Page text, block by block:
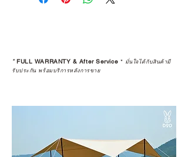
*FULL WARRANTY & After Service * มั่นใจได้กับสินค้ามี
รับประกัน พร้อมบริการหลังการขาย